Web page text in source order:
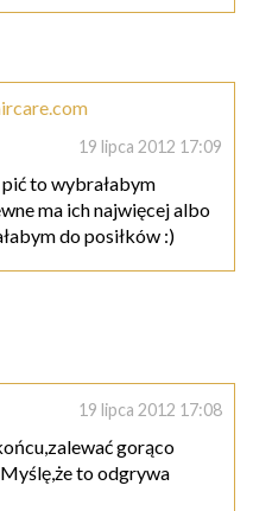
19 lipca 2012 17:09
to wybrałabym
ma ich najwięcej albo
do posiłków :)
19 lipca 2012 17:08
gorąco
to odgrywa